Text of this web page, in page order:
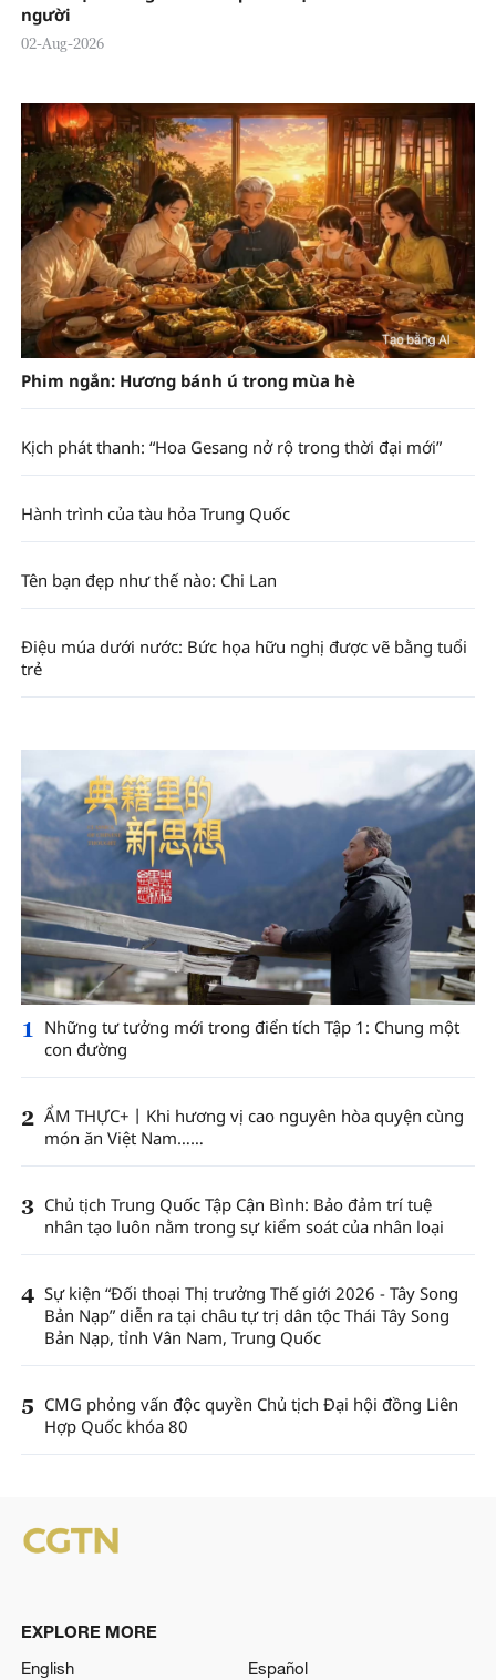
người
02-Aug-2026
Phim ngắn: Hương bánh ú trong mùa hè
Kịch phát thanh: “Hoa Gesang nở rộ trong thời đại mới”
Hành trình của tàu hỏa Trung Quốc
Tên bạn đẹp như thế nào: Chi Lan
Điệu múa dưới nước: Bức họa hữu nghị được vẽ bằng tuổi
trẻ
1
Những tư tưởng mới trong điển tích Tập 1: Chung một
con đường
2 ẨM THỰC+丨Khi hương vị cao nguyên hòa quyện cùng
món ăn Việt Nam……
3 Chủ tịch Trung Quốc Tập Cận Bình: Bảo đảm trí tuệ
nhân tạo luôn nằm trong sự kiểm soát của nhân loại
4 Sự kiện “Đối thoại Thị trưởng Thế giới 2026 - Tây Song
Bản Nạp” diễn ra tại châu tự trị dân tộc Thái Tây Song
Bản Nạp, tỉnh Vân Nam, Trung Quốc
5 CMG phỏng vấn độc quyền Chủ tịch Đại hội đồng Liên
Hợp Quốc khóa 80
EXPLORE MORE
English
Español